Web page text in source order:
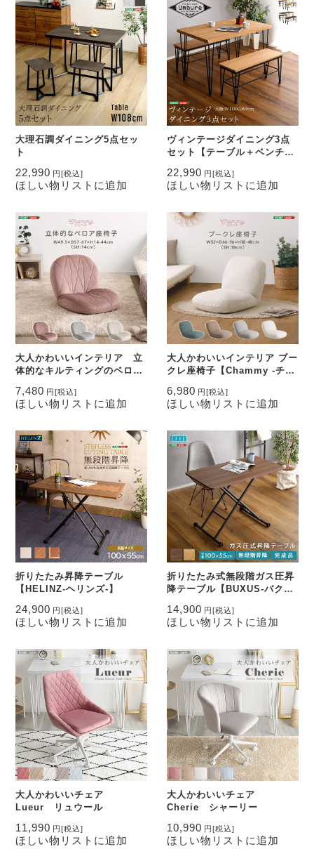
大理石調ダイニング5点セッ
ト
22,990 円[税込]
ほしい物リストに追加
ヴィンテージダイニング3点
セット【テーブル＋ベンチ2
22,990 円[税込]
ほしい物リストに追加
大人かわいいインテリア 立
体的なキルティングのベロア
ー-】
7,480 円 [税込]
ほしい物リストに追加
大人かわいいインテリア ブー
クレ座椅子【Chammy -チャ
6,980 円 [税込]
ほしい物リストに追加
折りたたみ昇降テーブル
【HELINZ-ヘリンズ-】
24,900 円 [税込]
ほしい物リストに追加
折りたたみ式無段階ガス圧昇
降テーブル【BUXUS-バクサ
14,900 円 [税込]
ほしい物リストに追加
大人かわいいチェア
Lueur リュウール
11,990 円 [税込]
ほしい物リストに追加
大人かわいいチェア
Cherie シャーリー
10,990 円 [税込]
ほしい物リストに追加